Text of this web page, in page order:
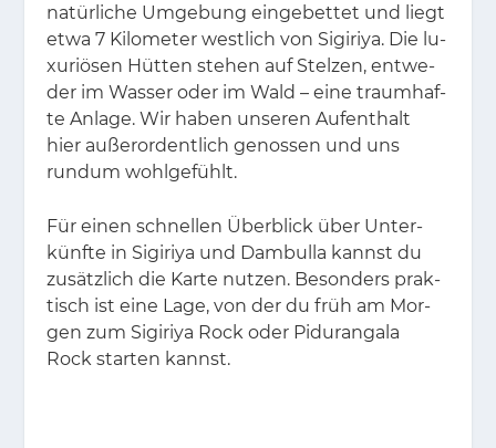
na­tür­li­che Um­ge­bung ein­ge­bet­tet und liegt
etwa 7 Ki­lo­me­ter west­lich von Si­gi­riya. Die lu­
xu­riö­sen Hüt­ten ste­hen auf Stel­zen, ent­we­
der im Was­ser oder im Wald – eine traum­haf­
te An­la­ge. Wir ha­ben un­se­ren Auf­ent­halt
hier au­ßer­or­dent­lich ge­nos­sen und uns
rund­um wohl­ge­fühlt.
Für ei­nen schnel­len Über­blick über Un­ter­
künf­te in Si­gi­riya und Dam­bul­la kannst du
zu­sätz­lich die Kar­te nut­zen. Be­son­ders prak­
tisch ist eine Lage, von der du früh am Mor­
gen zum Si­gi­riya Rock oder Pi­duran­ga­la
Rock star­ten kannst.